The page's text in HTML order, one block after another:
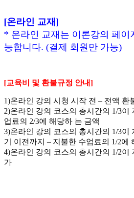
[온라인 교재]
* 온라인 교재는 이론강의 페이
능합니다. (결제 회원만 가능)
[교육비 및 환불규정 안내]
1)온라인 강의 시청 시작 전 – 전액 환
2)온라인 강의 코스의 총시간의 1/3이
업료의 2/3에 해당하 는 금액
3)온라인 강의 코스의 총시간의 1/3이
기 이전까지 – 지불한 수업료의 1/2에
4)온라인 강의 코스의 총시간의 1/2이
가